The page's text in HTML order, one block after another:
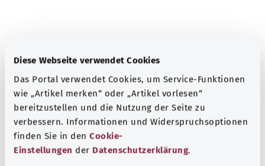
Diese Webseite verwendet Cookies
Das Portal verwendet Cookies, um Service-Funktionen
wie „Artikel merken“ oder „Artikel vorlesen“
bereitzustellen und die Nutzung der Seite zu
verbessern. Informationen und Widerspruchsoptionen
finden Sie in den Cookie-
Einstellungen der Datenschutzerklärung.
المزيد من المقالات